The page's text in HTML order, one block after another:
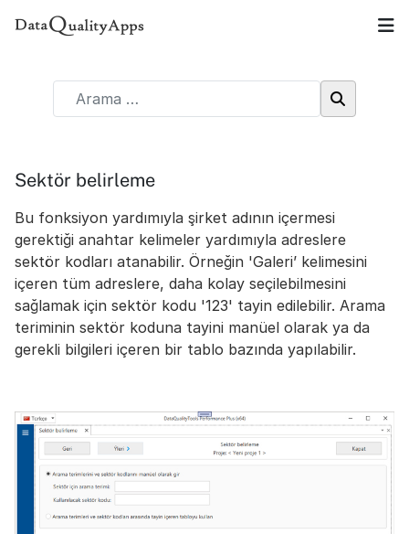
Sektör belirleme
Bu fonksiyon yardımıyla şirket adının içermesi
gerektiği anahtar kelimeler yardımıyla adreslere
sektör kodları atanabilir. Örneğin 'Galeri’ kelimesini
içeren tüm adreslere, daha kolay seçilebilmesini
sağlamak için sektör kodu '123' tayin edilebilir. Arama
teriminin sektör koduna tayini manüel olarak ya da
gerekli bilgileri içeren bir tablo bazında yapılabilir.